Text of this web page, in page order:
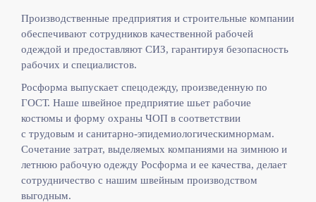
Производственные предприятия и строительные компании
обеспечивают сотрудников качественной рабочей
одеждой и предоставляют СИЗ, гарантируя безопасность
рабочих и специалистов.
Росформа выпускает спецодежду, произведенную по
ГОСТ. Наше швейное предприятие шьет рабочие
костюмы и форму охраны ЧОП в соответствии
с трудовым и санитарно-эпидемиологическимнормам.
Сочетание затрат, выделяемых компаниями на зимнюю и
летнюю рабочую одежду Росформа и ее качества, делает
сотрудничество с нашим швейным производством
выгодным.